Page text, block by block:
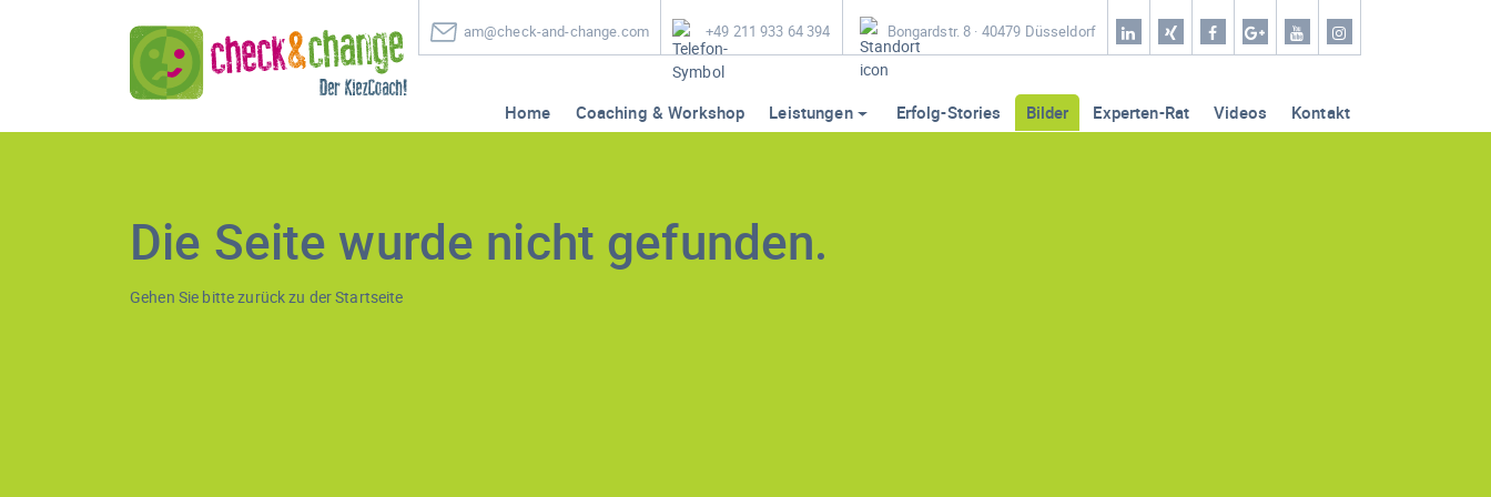
am@check-and-change.com +49 211 933 64 394 Bongardstr. 8 · 40479 Düsseldorf
Home Coaching & Workshop Leistungen Erfolg-Stories Bilder Experten-Rat Videos Kontakt
Die Seite wurde nicht gefunden.
Gehen Sie bitte zurück zu derStartseite
Home
Leistungen